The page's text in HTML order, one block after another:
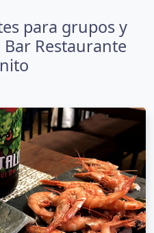
para grupos y
Restaurante